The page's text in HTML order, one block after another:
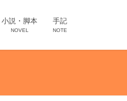
小説・脚本
NOVEL
手記
NOTE